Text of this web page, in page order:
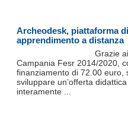
Archeodesk, piattaforma di
apprendimento a distanza
Grazie
Campania Fesr 2014/2020,
finanziamento di 72.00 euro,
sviluppare un’offerta didattica
interamente ...